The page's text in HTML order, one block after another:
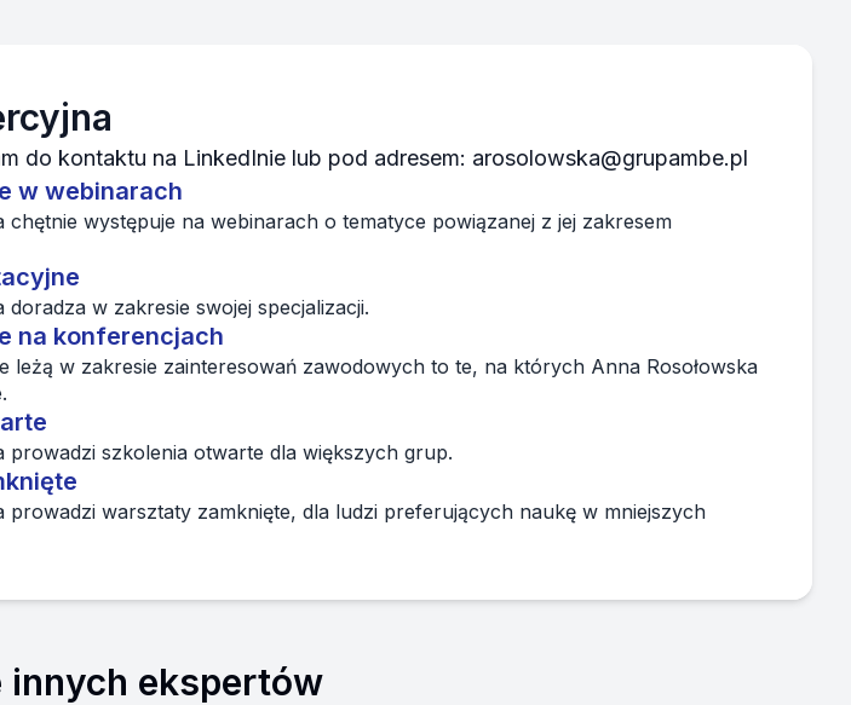
do kontaktu na LinkedInie lub pod adresem: arosolowska@grupambe.pl
w webinarach
chętnie występuje na webinarach o tematyce powiązanej z jej zakresem
doradza w zakresie swojej specjalizacji.
na konferencjach
leżą w zakresie zainteresowań zawodowych to te, na których Anna Rosołowska
prowadzi szkolenia otwarte dla większych grup.
prowadzi warsztaty zamknięte, dla ludzi preferujących naukę w mniejszych
innych ekspertów